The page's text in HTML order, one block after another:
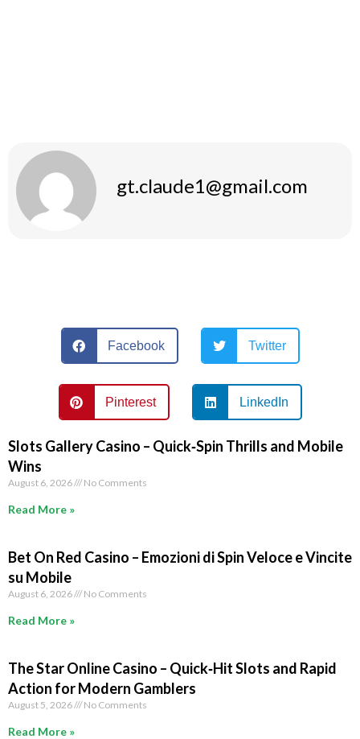
gt.claude1@gmail.com
Facebook Twitter
Pinterest LinkedIn
Slots Gallery Casino – Quick‑Spin Thrills and Mobile
Wins
August 6, 2026 No Comments
Read More »
Bet On Red Casino – Emozioni di Spin Veloce e Vincite
su Mobile
August 6, 2026 No Comments
Read More »
The Star Online Casino – Quick‑Hit Slots and Rapid
Action for Modern Gamblers
August 5, 2026 No Comments
Read More »